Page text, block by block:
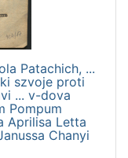
Patachich, ...
szvoje proti
... v-dova
Pompum
Aprilisa Letta
Chanyi